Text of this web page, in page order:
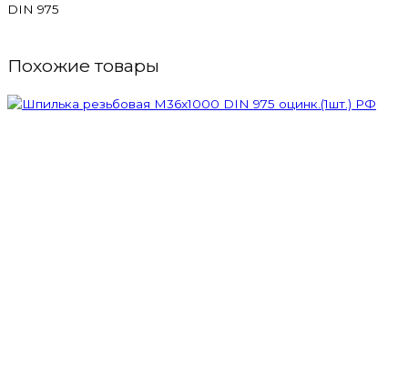
DIN 975
Похожие товары